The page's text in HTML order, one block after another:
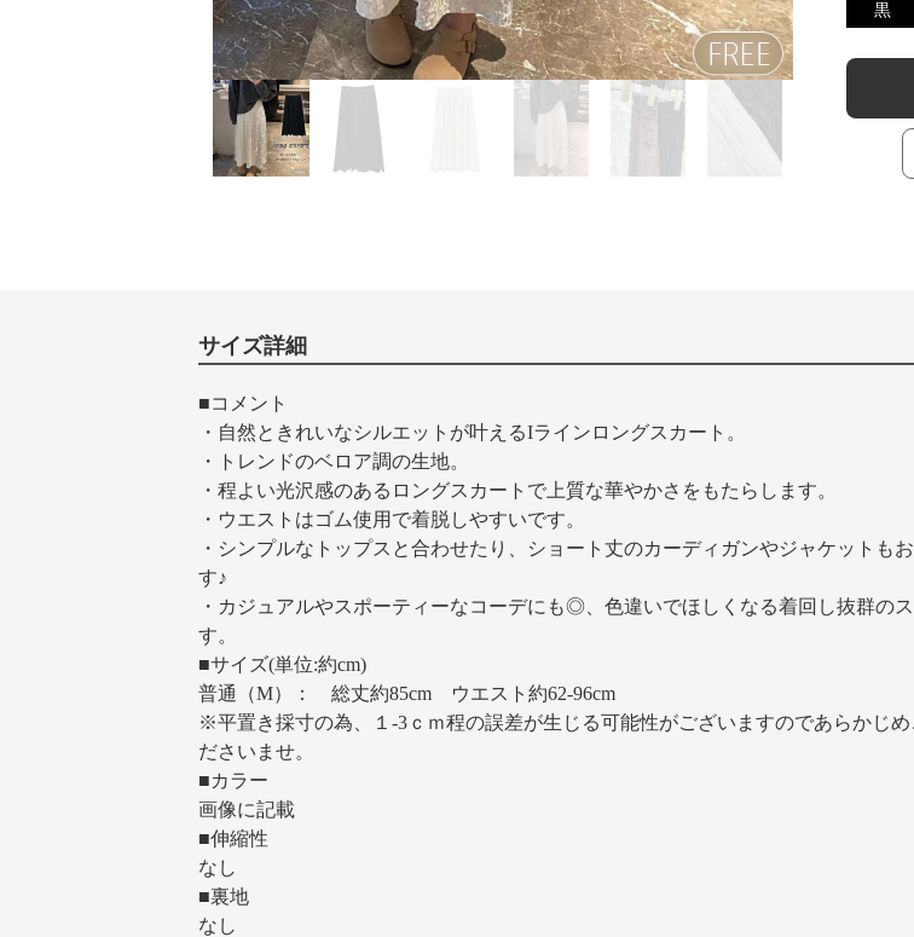
黒
サイズ詳細
■コメント
・自然ときれいなシルエットが叶えるIラインロングスカート。
・トレンドのベロア調の生地。
・程よい光沢感のあるロングスカートで上質な華やかさをもたらします。
・ウエストはゴム使用で着脱しやすいです。
・シンプルなトップスと合わせたり、ショート丈のカーディガンやジャケットも
す♪
・カジュアルやスポーティーなコーデにも◎、色違いでほしくなる着回し抜群の
す。
■サイズ(単位:約cm)
普通（M）： 総丈約85cm ウエスト約62-96cm
※平置き採寸の為、１-3ｃｍ程の誤差が生じる可能性がございますのであらかじめ
ださいませ。
■カラー
画像に記載
■伸縮性
なし
■裏地
なし